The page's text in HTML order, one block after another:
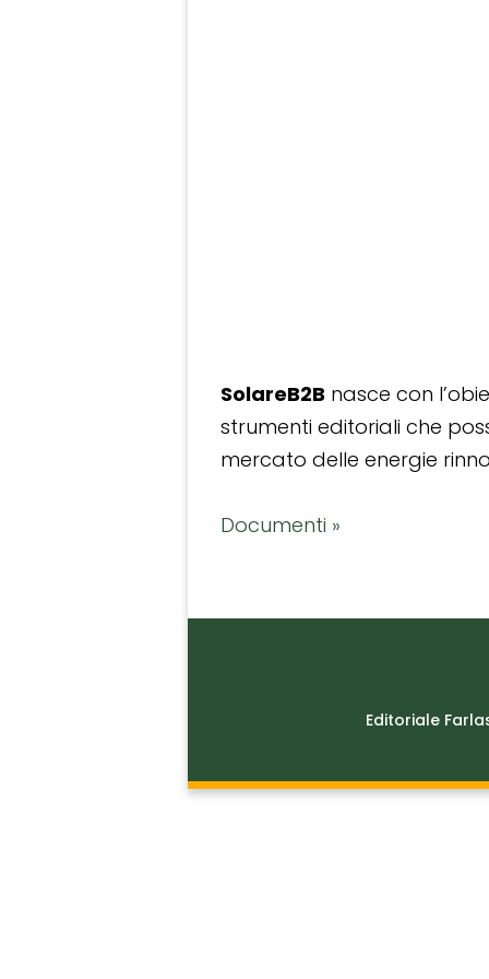
SolareB2B nasce con
strumenti editoriali che
mercato delle energie
Documenti »
Editoriale